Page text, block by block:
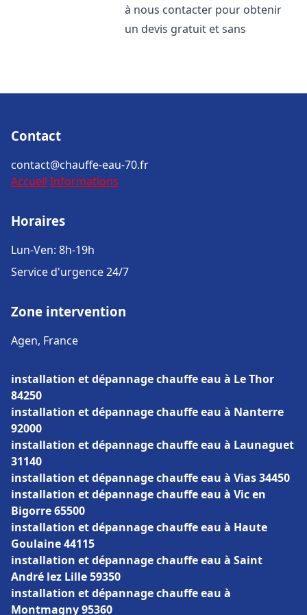
à nous contacter pour obtenir
un devis gratuit et sans
Contact
contact@chauffe-eau-70.fr
Accueil Informations
Horaires
Lun-Ven: 8h-19h
Service d'urgence 24/7
Zone intervention
Agen, France
installation et dépannage chauffe eau à Le Thor
84250
installation et dépannage chauffe eau à Nanterre
92000
installation et dépannage chauffe eau à Launaguet
31140
installation et dépannage chauffe eau à Vias 34450
installation et dépannage chauffe eau à Vic en
Bigorre 65500
installation et dépannage chauffe eau à Haute
Goulaine 44115
installation et dépannage chauffe eau à Saint
André lez Lille 59350
installation et dépannage chauffe eau à
Montmagny 95360